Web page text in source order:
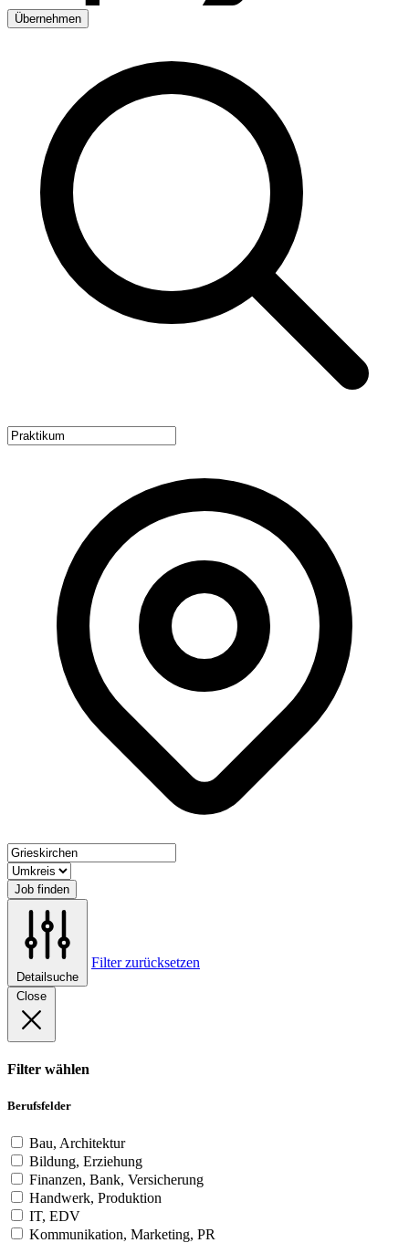
Übernehmen
Job finden
Detailsuche
Filter zurücksetzen
Close
Filter wählen
Berufsfelder
Bau, Architektur
Bildung, Erziehung
Finanzen, Bank, Versicherung
Handwerk, Produktion
IT, EDV
Kommunikation, Marketing, PR